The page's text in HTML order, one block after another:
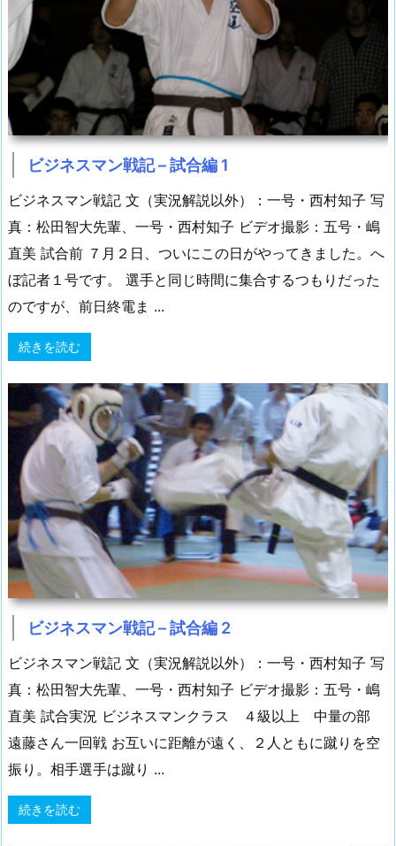
ビジネスマン戦記 – 試合編 1
ビジネスマン戦記 文（実況解説以外）：一号・西村知子 写
真：松田智大先輩、一号・西村知子 ビデオ撮影：五号・嶋
直美 試合前 ７月２日、ついにこの日がやってきました。へ
ぼ記者１号です。 選手と同じ時間に集合するつもりだった
のですが、前日終電ま ...
続きを読む
ビジネスマン戦記 – 試合編 2
ビジネスマン戦記 文（実況解説以外）：一号・西村知子 写
真：松田智大先輩、一号・西村知子 ビデオ撮影：五号・嶋
直美 試合実況 ビジネスマンクラス ４級以上 中量の部
遠藤さん一回戦 お互いに距離が遠く、２人ともに蹴りを空
振り。相手選手は蹴り ...
続きを読む